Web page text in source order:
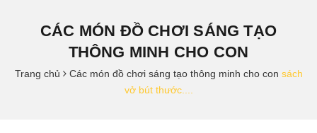
CÁC MÓN ĐỒ CHƠI SÁNG TẠO
THÔNG MINH CHO CON
Trang chủ Các món đồ chơi sáng tạo thông minh cho con sách
vở bút thước....